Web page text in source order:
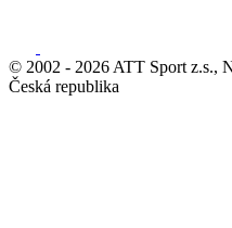
© 2002 - 2026 ATT Sport z.s.,
Česká republika